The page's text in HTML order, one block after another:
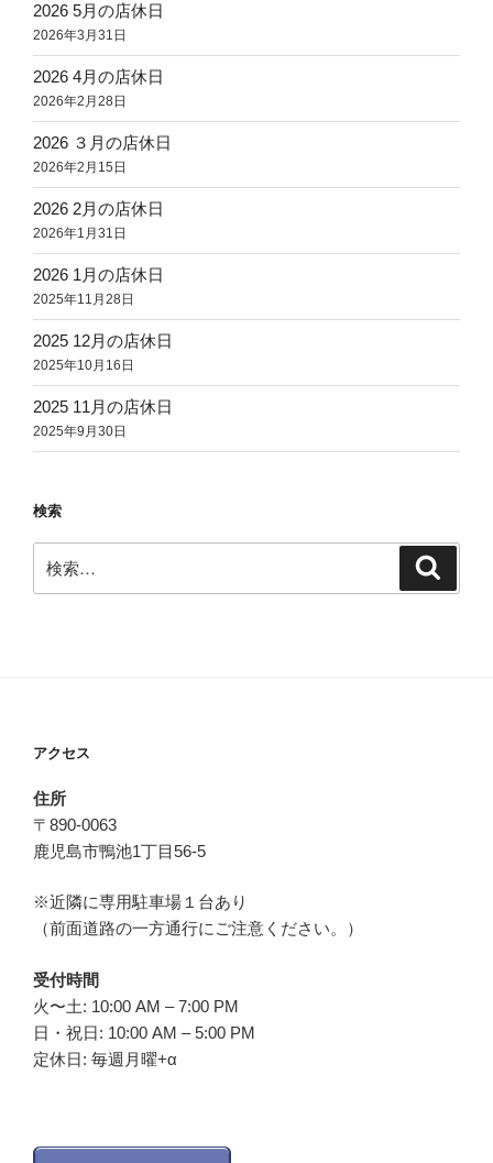
2026 5月の店休日
2026年3月31日
2026 4月の店休日
2026年2月28日
2026 ３月の店休日
2026年2月15日
2026 2月の店休日
2026年1月31日
2026 1月の店休日
2025年11月28日
2025 12月の店休日
2025年10月16日
2025 11月の店休日
2025年9月30日
検索
索:
アクセス
住所
〒890-0063
鹿児島市鴨池1丁目56-5
※近隣に専用駐車場１台あり
（前面道路の一方通行にご注意ください。）
受付時間
火〜土: 10:00 AM – 7:00 PM
日・祝日: 10:00 AM – 5:00 PM
定休日: 毎週月曜+α